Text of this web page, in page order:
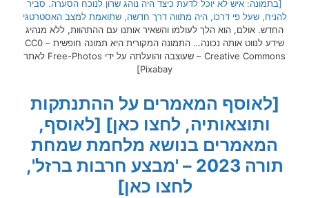
[בתמונה: איש לא יוכל לדעת כיצד היה נוהג שרון לנוכח הסערה. סביר
להניח, שעל פי דרכו, היה מתווה דרך חדשה, שתואמת למצב האסטרטגי
החדש. אולם, הוא הלך לעולמו והשאיר אותנו עם ההתהוות, ללא מנהיג
שידע לנווט אותה נכונה… התמונה המקורית היא תמונה חופשית – CC0
Creative Commons – שעוצבה והועלתה על ידי Free-Photos לאתר
Pixabay]
[לאוסף המאמרים על ההתנתקות
ותוצאותיה, לחצו כאן] [לאוסף,
המאמרים בנושא מלחמת שמחת
תורה 2023 – 'מבצע חרבות ברזל',
לחצו כאן]